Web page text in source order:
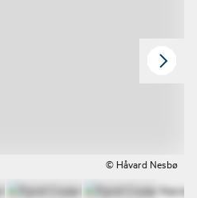
© Håvard Nesbø